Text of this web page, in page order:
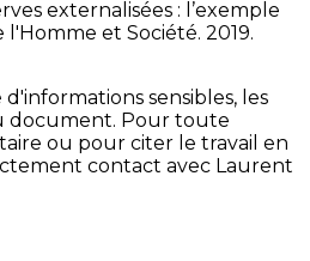
externalisées : l’exemple
l'Homme et Société. 2019.
d'informations sensibles, les
document. Pour toute
ou pour citer le travail en
contact avec Laurent